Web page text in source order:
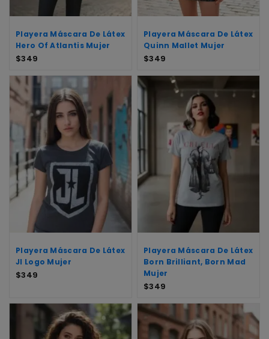
Playera Máscara De Látex
Hero Of Atlantis Mujer
$349
Playera Máscara De Látex
Quinn Mallet Mujer
$349
Playera Máscara De Látex
Jl Logo Mujer
$349
Playera Máscara De Látex
Born Brilliant, Born Mad
Mujer
$349